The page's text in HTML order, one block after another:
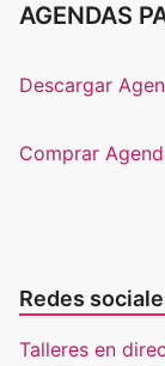
AGENDAS
Descargar
Comprar
Redes
Talleres en